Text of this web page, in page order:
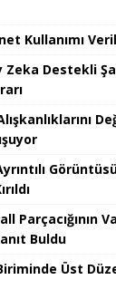
Kullanımı
Zeka Destekli
Parçacığının
Buldu
Üst